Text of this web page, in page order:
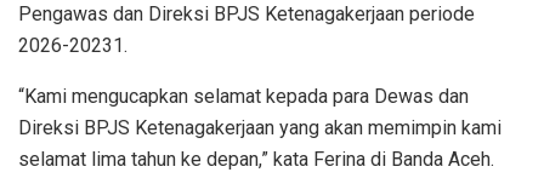
Pengawas dan Direksi BPJS Ketenagakerjaan periode
2026-20231.
“Kami mengucapkan selamat kepada para Dewas dan
Direksi BPJS Ketenagakerjaan yang akan memimpin kami
selamat lima tahun ke depan,” kata Ferina di Banda Aceh.